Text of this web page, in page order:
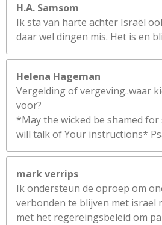
H.A. Samsom
Ik sta van harte achter Israël
daar wel dingen mis. Het is en
Helena Hageman
Vergelding of vergeving..waar
voor?
*May the wicked be shamed
will talk of Your instructions*
mark verrips
Ik ondersteun de oproep om
verbonden te blijven met israel
met het regereingsbeleid om